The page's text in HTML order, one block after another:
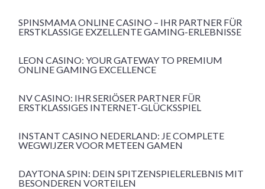
SPINSMAMA ONLINE CASINO – IHR PARTNER FÜR
ERSTKLASSIGE EXZELLENTE GAMING-ERLEBNISSE
LEON CASINO: YOUR GATEWAY TO PREMIUM
ONLINE GAMING EXCELLENCE
NV CASINO: IHR SERIÖSER PARTNER FÜR
ERSTKLASSIGES INTERNET-GLÜCKSSPIEL
INSTANT CASINO NEDERLAND: JE COMPLETE
WEGWIJZER VOOR METEEN GAMEN
DAYTONA SPIN: DEIN SPITZENSPIELERLEBNIS MIT
BESONDEREN VORTEILEN